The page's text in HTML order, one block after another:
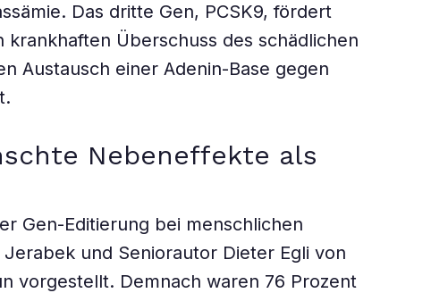
Das dritte Gen, PCSK9, fördert
Überschuss des schädlichen
Austausch einer Adenin-Base gegen
Nebeneffekte als
Gen-Editierung bei menschlichen
und Seniorautor Dieter Egli von
vorgestellt. Demnach waren 76 Prozent